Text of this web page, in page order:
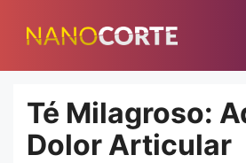
para
conteúdo
Té Milagroso:
Dolor Articular